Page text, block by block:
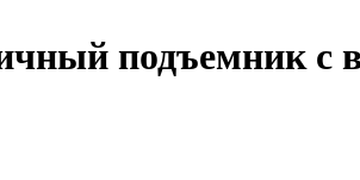
подъемник с